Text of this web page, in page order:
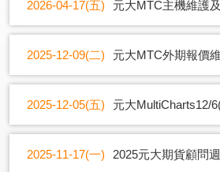
2026-04-17(五) 元大MTC主機維護
2025-12-09(二) 元大MTC外期報價
2025-12-05(五) 元大MultiCharts12/
2025-11-17(一) 2025元大期貨顧問